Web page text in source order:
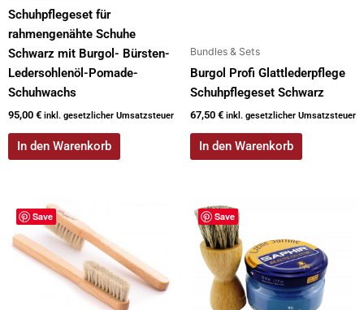
Schuhpflegeset für
rahmengenähte Schuhe
Schwarz mit Burgol- Bürsten-
Ledersohlenöl-Pomade-
Schuhwachs
95,00 € inkl. gesetzlicher Umsatzsteuer
In den Warenkorb
Bundles & Sets
Burgol Profi Glattlederpflege
Schuhpflegeset Schwarz
67,50 € inkl. gesetzlicher Umsatzsteuer
In den Warenkorb
Save Save
Dieses
Produkt
weist
mehrere
Varianten